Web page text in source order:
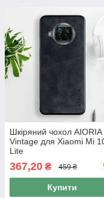
Шкіряний чохол AIORIA
Vintage для Xiaomi Mi
Lite
367,20 ₴ 459 ₴
Купити